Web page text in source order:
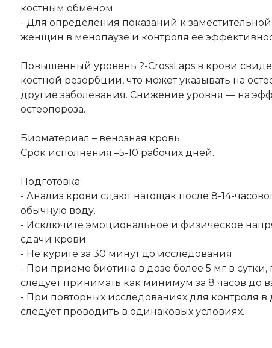
костным обменом.
- Для определения показаний к
женщин в менопаузе и контроля ее
Повышенный уровень ?-CrossLaps в крови
костной резорбции, что может указывать на
другие заболевания. Снижение уровня — на
остеопороза.
Биоматериал – венозная кровь.
Срок исполнения –5-10 рабочих дней.
Подготовка:
- Анализ крови сдают натощак после 8-14-
обычную воду.
- Исключите эмоциональное и физическое
сдачи крови.
- Не курите за 30 минут до исследования.
- При приеме биотина в дозе более 5 мг в
следует принимать как минимум за 8 часов до
- При повторных исследованиях для контроля
следует проводить в одинаковых условиях.